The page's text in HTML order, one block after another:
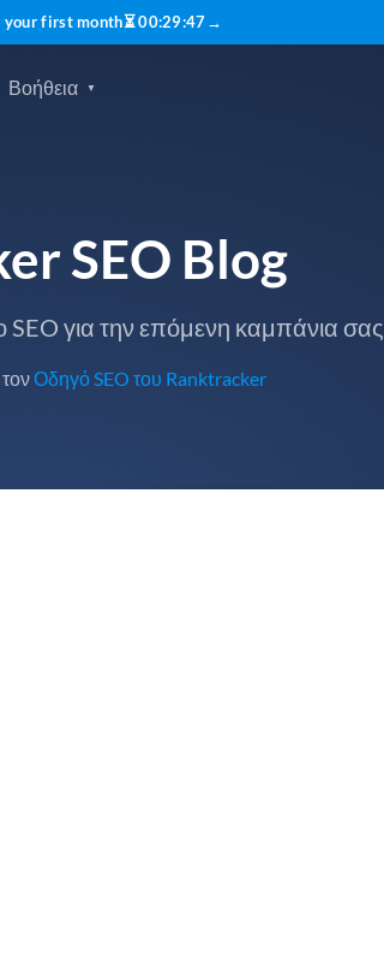
your first month⏳00:29:46→
Βοήθεια
SEO Blog
SEO για την επόμενη καμπάνια σας
Οδηγό SEO του Ranktracker